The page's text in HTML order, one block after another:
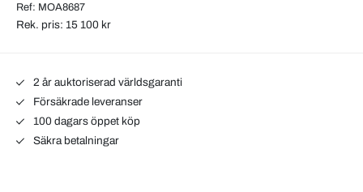
Ref: MOA8687
Rek. pris: 15 100 kr
2 år auktoriserad världsgaranti
Försäkrade leveranser
100 dagars öppet köp
Säkra betalningar